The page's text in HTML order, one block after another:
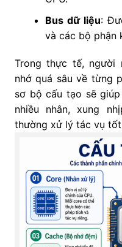
Bus dữ liệu:
và các bộ phận
Trong thực tế, người
nhớ quá sâu về từng
sơ bộ cấu tạo sẽ
nhiều nhân, xung
thường xử lý tác vụ tốt